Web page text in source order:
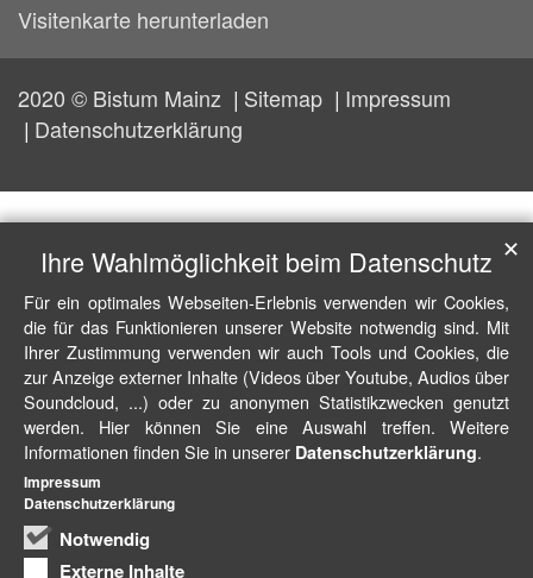
Visitenkarte herunterladen
2020 © Bistum Mainz Sitemap
Impressum
Datenschutzerklärung
Ihre Wahlmöglichkeit beim Datenschutz
Für ein optimales Webseiten-Erlebnis verwenden wir Cookies,
die für das Funktionieren unserer Website notwendig sind. Mit
Ihrer Zustimmung verwenden wir auch Tools und Cookies, die
zur Anzeige externer Inhalte (Videos über Youtube, Audios über
Soundcloud, ...) oder zu anonymen Statistikzwecken genutzt
werden. Hier können Sie eine Auswahl treffen. Weitere
Informationen finden Sie in unserer Datenschutzerklärung.
Notwendig
Externe Inhalte
✕
Impressum
Datenschutzerklärung